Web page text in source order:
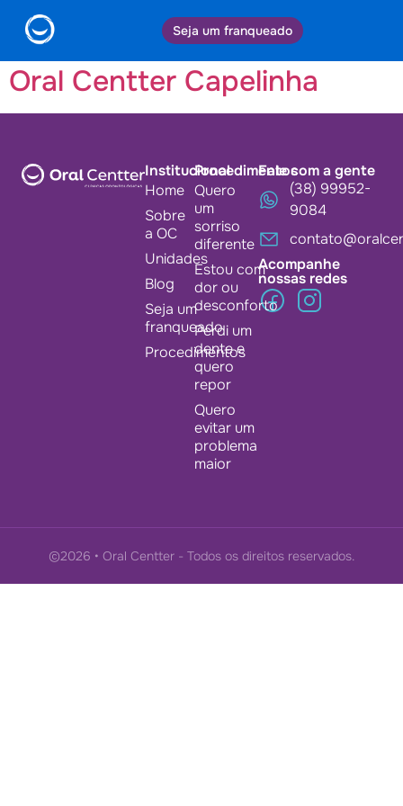
Seja um franqueado
Cidade: Capelinha
Oral Centter Capelinha
Institucional
Home
Sobre
a OC
Unidades
Blog
Seja um
franqueado
Procedimentos
Procedimentos
Quero
um
sorriso
diferente
Estou com
dor ou
desconforto
Perdi um
dente e
quero
repor
Quero
evitar um
problema
maior
Fale com a gente
(38) 99952-
9084
Acompanhe
nossas redes
©2026 • Oral Centter - Todos os direitos reservados.